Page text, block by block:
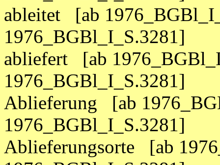
ableitet [ab
1976_BGBl_I_S.3281]
abliefert [ab
1976_BGBl_I_S.3281]
Ablieferung [ab
1976_BGBl_I_S.3281]
Ablieferungsorte [ab